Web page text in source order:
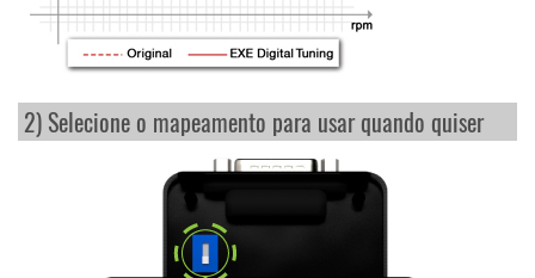
2) Selecione o mapeamento para usar quando quiser